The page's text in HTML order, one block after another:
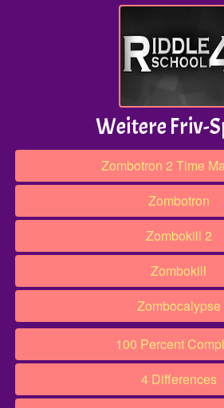
Weitere Friv-
Zombotron 2 Time
Zombotron
Zombokill 2
Zombokill
Zombocalypse
100 Percent
4 Differences